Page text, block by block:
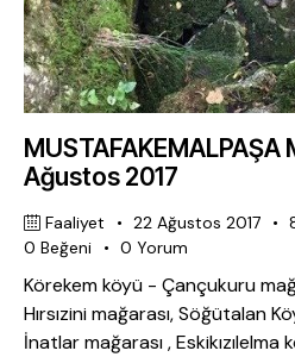
MUSTAFAKEMALPAŞA
Ağustos 2017
Faaliyet 22 Ağustos 2017
0 Beğeni 0 Yorum
Körekem köyü - Çançukuru
Hırsızini mağarası, Söğütalan
İnatlar mağarası ,